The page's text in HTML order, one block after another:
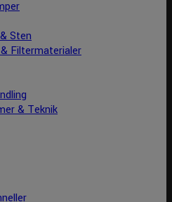
Sten
Filtermaterialer
& Teknik